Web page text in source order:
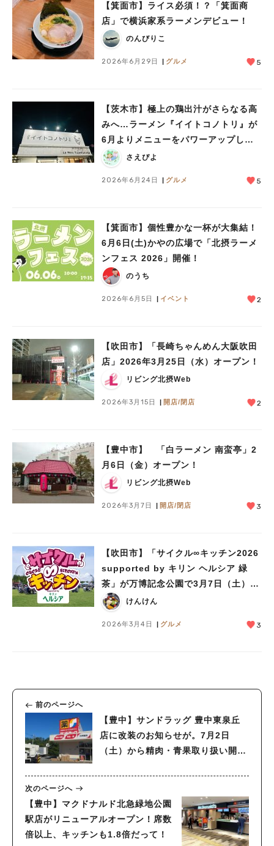
【箕面市】ライス必須！？「箕面商
店」で横浜家系ラーメンデビュー！
のんびりこ
2026年6月29日 グルメ 5
【茨木市】極上の鶏出汁がさらなる高
みへ…ラーメン『イイトコノトリ』が
6月よりメニューをパワーアップして
います！さえぴよ
2026年6月24日 グルメ 5
【箕面市】個性豊かな一杯が大集結！
6月6日(土)かやの広場で「北摂ラーメ
ンフェス 2026」開催！
のうち
2026年6月5日 イベント 2
【吹田市】「長崎ちゃんめん大阪吹田
店」2026年3月25日（水）オープン！
リビング北摂Web
2026年3月15日 開店/閉店 2
【豊中市】 「白ラーメン 南蛮亭」2
月6日（金）オープン！
リビング北摂Web
2026年3月7日 開店/閉店 3
【吹田市】「サイクル∞キッチン2026
supported by キリン ヘルシア 緑
茶」が万博記念公園で3月7日（土）、
8日（日）に開催！
けんけん
2026年3月4日 グルメ 3
前のページへ
【豊中】サンドラッグ 豊中東泉丘
店に改装のお知らせが。7月2日
（土）から精肉・青果取り扱い開始
次のページへ
【豊中】マクドナルド北急緑地公園
駅店がリニューアルオープン！席数
倍以上、キッチンも1.8倍だって！